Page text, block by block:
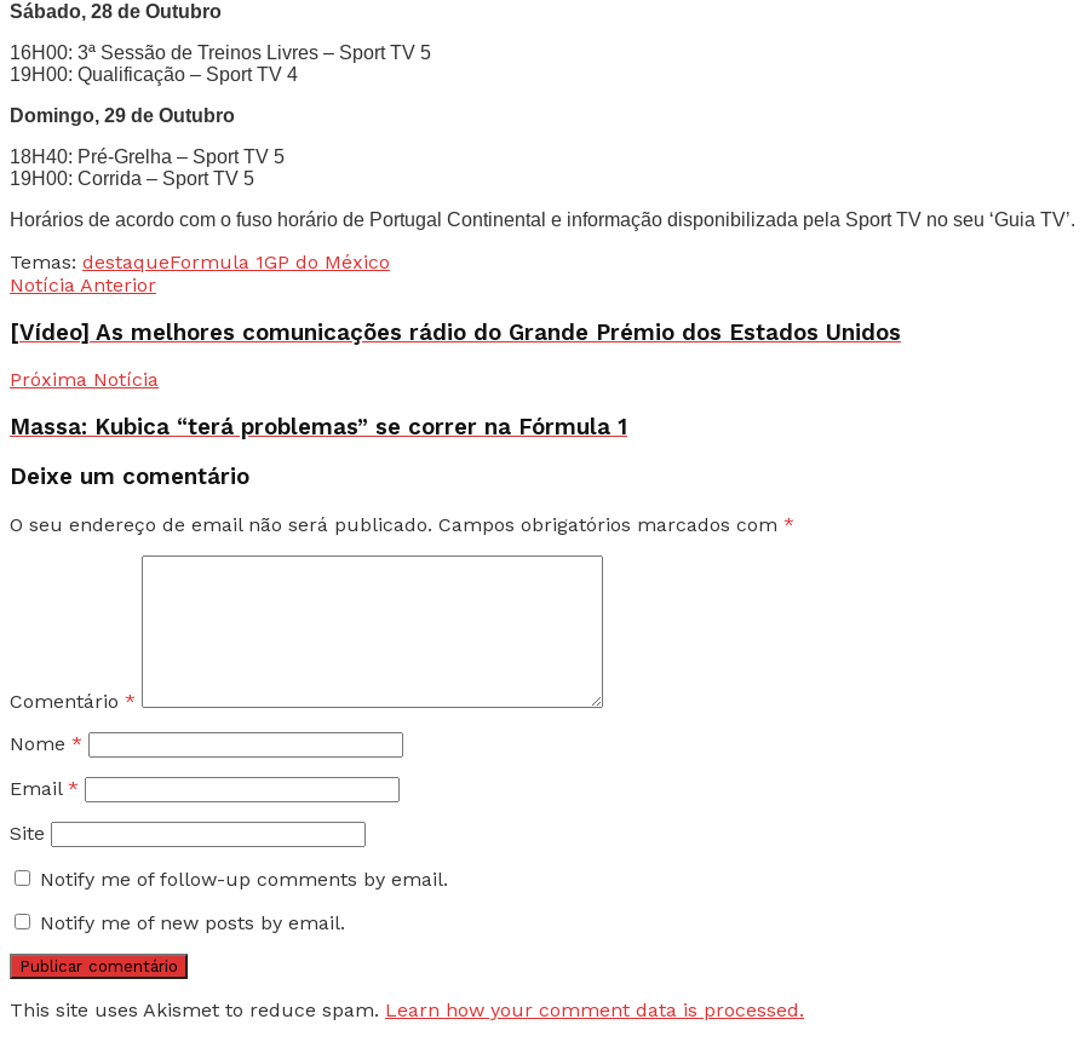
Sábado, 28 de Outubro
16H00: 3ª Sessão de Treinos Livres – Sport TV 5
19H00: Qualificação – Sport TV 4
Domingo, 29 de Outubro
18H40: Pré-Grelha – Sport TV 5
19H00: Corrida – Sport TV 5
Horários de acordo com o fuso horário de Portugal Continental e informação disponibilizada pela Sport TV no seu ‘Guia TV’.
Temas: destaqueFormula 1GP do México
Notícia Anterior
[Vídeo] As melhores comunicações rádio do Grande Prémio dos Estados Unidos
Próxima Notícia
Massa: Kubica “terá problemas” se correr na Fórmula 1
Deixe um comentário
O seu endereço de email não será publicado. Campos obrigatórios marcados com *
Comentário *
Nome *
Email *
Site
Notify me of follow-up comments by email.
Notify me of new posts by email.
This site uses Akismet to reduce spam. Learn how your comment data is processed.